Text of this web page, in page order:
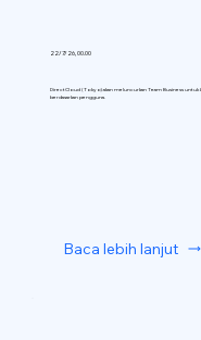
22/7/26, 00.00
DirectCloud (Tokyo) akan meluncurkan Team Business
berdasarkan pengguna.
Baca lebih lanjut